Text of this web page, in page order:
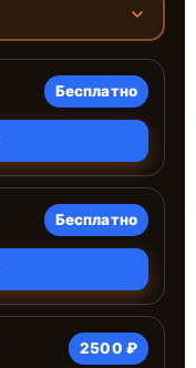
Бесплатно
Бесплатно
2500 ₽